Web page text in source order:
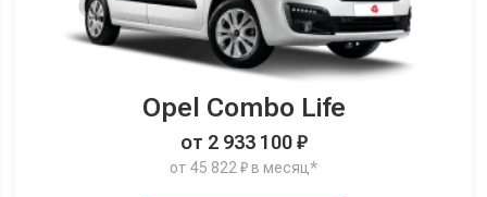
Opel Combo Life
от 2 933 100 ₽
от 45 822 ₽ в месяц*